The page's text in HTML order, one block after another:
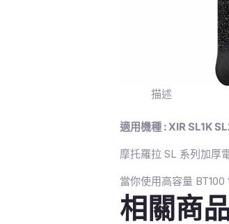
描述
適用機種 : XIR SL1K
摩托羅拉 SL 系列加厚
當你使用高容量
相關商